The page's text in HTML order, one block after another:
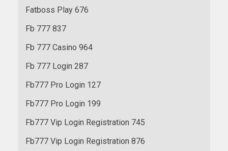
Fatboss Play 676
Fb 777 837
Fb 777 Casino 964
Fb 777 Login 287
Fb777 Pro Login 127
Fb777 Pro Login 199
Fb777 Vip Login Registration 745
Fb777 Vip Login Registration 876